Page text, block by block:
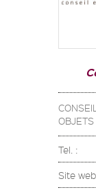
OBJETS
Tel. :
Site